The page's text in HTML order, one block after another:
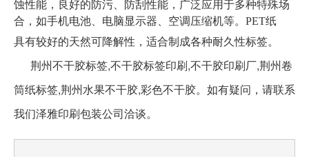
蚀性能，良好的防污、防刮性能，广泛应用于多种特殊场
合，如手机电池、电脑显示器、空调压缩机等。PET纸
具有较好的天然可降解性，适合制成各种耐久性标签。
荆州不干胶标签,不干胶标签印刷,不干胶印刷厂,荆州卷
筒纸标签,荆州水果不干胶,彩色不干胶。如有疑问，请联系
我们泽雅印刷包装公司洽谈。